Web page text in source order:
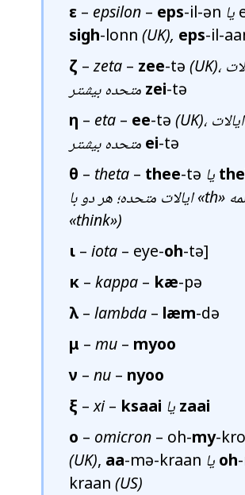
ε – epsilon – eps-il-ən یا
sigh-lonn (UK), eps-il-
ζ –zeta – zee-tə (UK)، در ایالات
متحده بیشتر zei-tə
η – eta – ee-tə (UK)، در ایالات
متحده بیشتر ei-tə
θ – theta – thee-tə یا
ایالات متحده؛ هر دو با «th» مانند کلمه
«think»)
ι – iota – eye-oh-tə]
κ – kappa – kæ-pə
λ – lambda – læm-də
μ – mu – myoo
ν – nu – nyoo
ξ –xi– ksaai یا zaai
ο – omicron – oh-my-
(UK), aa-mə-kraan یا oh
kraan (US)